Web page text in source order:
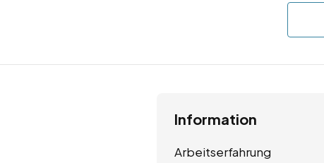
Information
Arbeitserfahrung